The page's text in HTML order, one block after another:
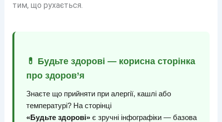
тим, що рухається.
💊 Будьте здорові — корисна сторінка
про здоров’я
Знаєте що прийняти при алергії, кашлі або
температурі? На сторінці
«Будьте здорові»є зручні інфографіки — базова